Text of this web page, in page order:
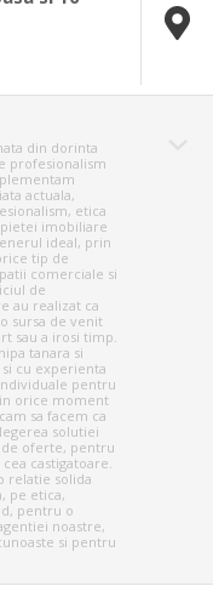
din dorinta
profesionalism
actuala,
etica
imobiliare
ideal, prin
tip de
comerciale si
de
au realizat ca
sursa de venit
sau a irosi timp.
tanara si
cu experienta
pentru
orice moment
sa facem ca
solutiei
oferte, pentru
castigatoare.
relatie solida
pe etica,
pentru o
noastre,
si pentru